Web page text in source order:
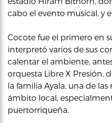
cabo el evento musical, y
Cocote fue el primero en
interpretó varios de sus
calentar el ambiente,
orquesta Libre X Presión,
la familia Ayala, una de
ámbito local,
puertorriqueña.